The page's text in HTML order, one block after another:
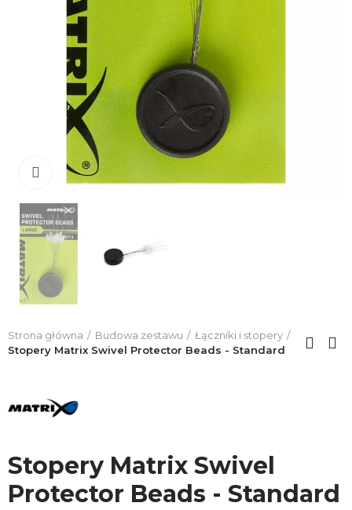
Click to enlarge
Strona główna Budowa zestawu
Łączniki i stopery
Stopery Matrix Swivel Protector Beads - Standard
Stopery Matrix Swivel
Protector Beads - Standard